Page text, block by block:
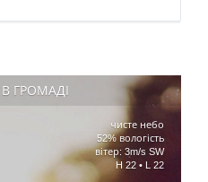
ГРОМАДІ
чисте небо
52% вологість
вітер: 3m/s SW
H 22 • L 22